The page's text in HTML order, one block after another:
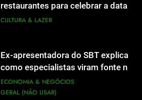
restaurantes para celebrar a data
em família
CULTURA & LAZER
Ex-apresentadora do SBT explica
como especialistas viram fonte na
mídia
ECONOMIA & NEGÓCIOS
GERAL (NÃO USAR)